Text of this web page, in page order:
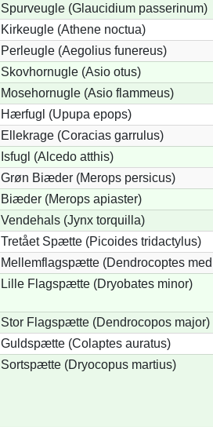
Spurveugle (Glaucidium passerinum)
Kirkeugle (Athene noctua)
Perleugle (Aegolius funereus)
Skovhornugle (Asio otus)
Mosehornugle (Asio flammeus)
Hærfugl (Upupa epops)
Ellekrage (Coracias garrulus)
Isfugl (Alcedo atthis)
Grøn Biæder (Merops persicus)
Biæder (Merops apiaster)
Vendehals (Jynx torquilla)
Tretået Spætte (Picoides tridactylus)
Mellemflagspætte (Dendrocoptes
Lille Flagspætte (Dryobates minor)
Stor Flagspætte (Dendrocopos major)
Guldspætte (Colaptes auratus)
Sortspætte (Dryocopus martius)